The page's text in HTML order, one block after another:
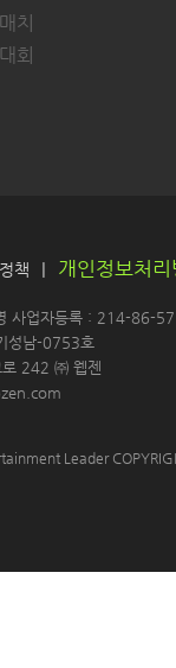
치
회
책 | 개인정보처
사업자등록 : 214-86-
성남-0753호
로 242 ㈜ 웹젠
Leader